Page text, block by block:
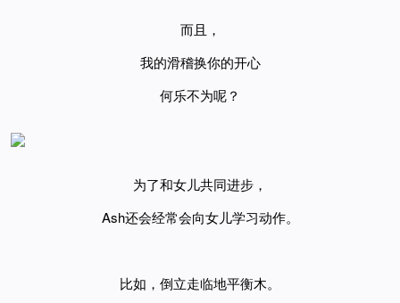
而且，
我的滑稽换你的开心
何乐不为呢？
为了和女儿共同进步，
Ash还会经常会向女儿学习动作。
比如， 倒立走临地平衡木。